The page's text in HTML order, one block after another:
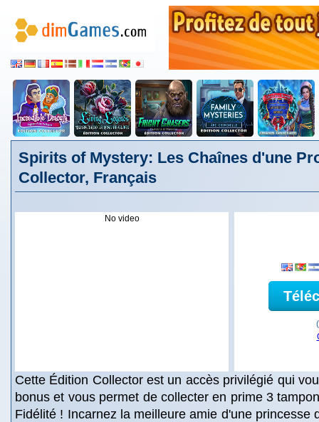
Spirits of Mystery: Les Chaînes d'une
Collector, Français
No video
Cette Édition Collector est un accès privilégié qui
bonus et vous permet de collecter en prime 3
Fidélité ! Incarnez la meilleure amie d'une princesse